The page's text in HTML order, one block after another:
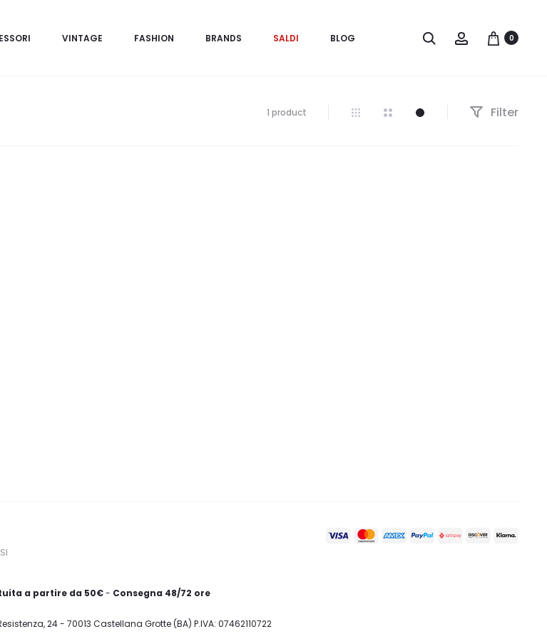
VINTAGE FASHION BRANDS SALDI BLOG Search Account0
1 productVisualizzazione
Filter
a partire da 50€- Consegna 48/72 ore
24 - 70013 Castellana Grotte (BA) P.IVA: 07462110722